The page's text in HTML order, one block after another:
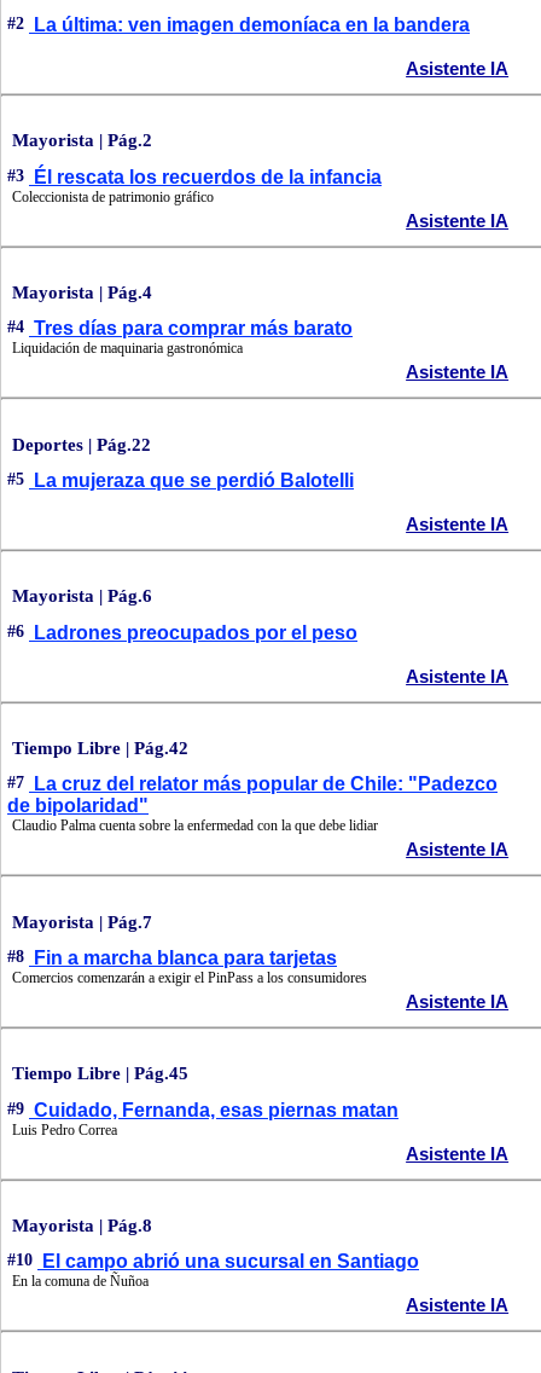
#2 La última: ven imagen demoníaca en la bandera
Asistente IA
Mayorista | Pág.2
#3 Él rescata los recuerdos de la infancia
Coleccionista de patrimonio gráfico
Asistente IA
Mayorista | Pág.4
#4 Tres días para comprar más barato
Liquidación de maquinaria gastronómica
Asistente IA
Deportes | Pág.22
#5 La mujeraza que se perdió Balotelli
Asistente IA
Mayorista | Pág.6
#6 Ladrones preocupados por el peso
Asistente IA
Tiempo Libre | Pág.42
#7
La cruz del relator más popular de Chile: "Padezco
de bipolaridad"
Claudio Palma cuenta sobre la enfermedad con la que debe lidiar
Asistente IA
Mayorista | Pág.7
#8 Fin a marcha blanca para tarjetas
Comercios comenzarán a exigir el PinPass a los consumidores
Asistente IA
Tiempo Libre | Pág.45
#9 Cuidado, Fernanda, esas piernas matan
Luis Pedro Correa
Asistente IA
Mayorista | Pág.8
#10 El campo abrió una sucursal en Santiago
En la comuna de Ñuñoa
Asistente IA